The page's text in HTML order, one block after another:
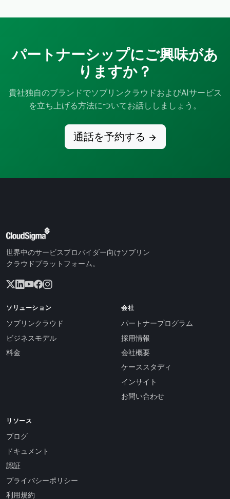
パートナーシップにご興味があ
りますか？
貴社独自のブランドでソブリンクラウドおよびAIサービス
を立ち上げる方法についてお話ししましょう。
通話を予約する
世界中のサービスプロバイダー向けソブリン
クラウドプラットフォーム。
ソリューション
ソブリンクラウド
ビジネスモデル
料金
会社
パートナープログラム
採用情報
会社概要
ケーススタディ
インサイト
お問い合わせ
リソース
ブログ
ドキュメント
認証
プライバシーポリシー
利用規約